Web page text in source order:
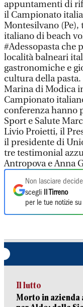
appuntamenti di
il Campionato
Montesilvano
italiano di beach
#Adessopasta che
località balneari
gastronomiche e
cultura della
Marina di Modica
Campionato
conferenza hanno
Sport e Salute
Livio Proietti, il
il presidente di
tre testimonial
Antropova e Anna
Non lasciare
scegli
Il Tirreno
per le tue notizie su
Il lutto
Morto in azienda